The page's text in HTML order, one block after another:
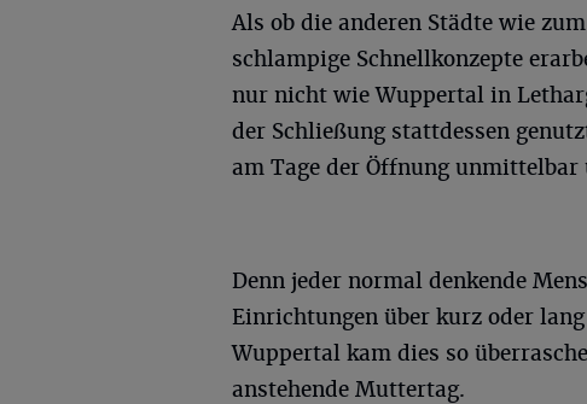
Als ob die anderen Städte wie
schlampige Schnellkonzepte
nur nicht wie Wuppertal in
der Schließung stattdessen
am Tage der Öffnung unmittelbar
Denn jeder normal denkende
Einrichtungen über kurz oder
Wuppertal kam dies so
anstehende Muttertag.